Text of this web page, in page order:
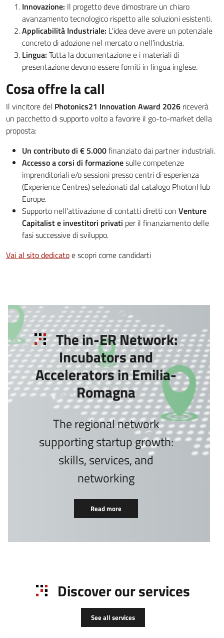
Innovazione: Il progetto deve dimostrare un chiaro
avanzamento tecnologico rispetto alle soluzioni esistenti.
Applicabilità Industriale: L'idea deve avere un potenziale
concreto di adozione nel mercato o nell'industria.
Lingua: Tutta la documentazione e i materiali di
presentazione devono essere forniti in lingua inglese.
Cosa offre la call
Il vincitore del Photonics21 Innovation Award 2026 riceverà
un pacchetto di supporto volto a favorire il go-to-market della
proposta:
Un contributo di € 5.000finanziato dai partner industriali.
Accesso a corsi di formazionesulle competenze
imprenditoriali e/o sessioni presso centri di esperienza
(Experience Centres) selezionati dal catalogo PhotonHub
Europe.
Supporto nell'attivazione di contatti diretti con Venture
Capitalist e investitori privati per il finanziamento delle
fasi successive di sviluppo.
Vai al sito dedicatoe scopri come candidarti
The in-ER Network:
Incubators and
Accelerators in Emilia-
Romagna
The regional network
supporting startup growth:
skills, services, and
networking
Read more
Discover our services
See all services